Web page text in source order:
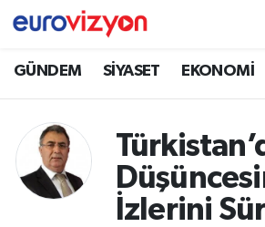
GÜNDEM SİYASET EKONOMİ
İzlerini